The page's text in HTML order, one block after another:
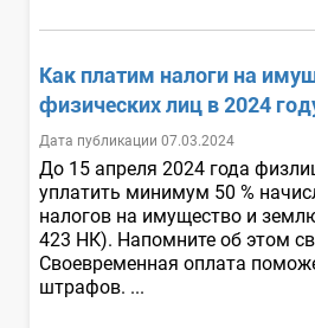
Как платим налоги на
физических лиц в 2024
Дата публикации 07.03.2024
До 15 апреля 2024 года
уплатить минимум 50 %
налогов на имущество и
423 НК). Напомните об этом
Своевременная оплата
штрафов. ...